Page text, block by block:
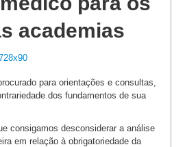
academias
para orientações e consultas,
dos fundamentos de sua
consigamos desconsiderar a análise
em relação à obrigatoriedade da